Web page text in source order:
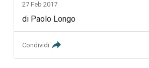
27 Feb 2017
di Paolo Longo
Condividi